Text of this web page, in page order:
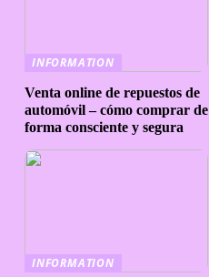
INFORMATION
Venta online de repuestos de
automóvil – cómo comprar de
forma consciente y segura
INFORMATION